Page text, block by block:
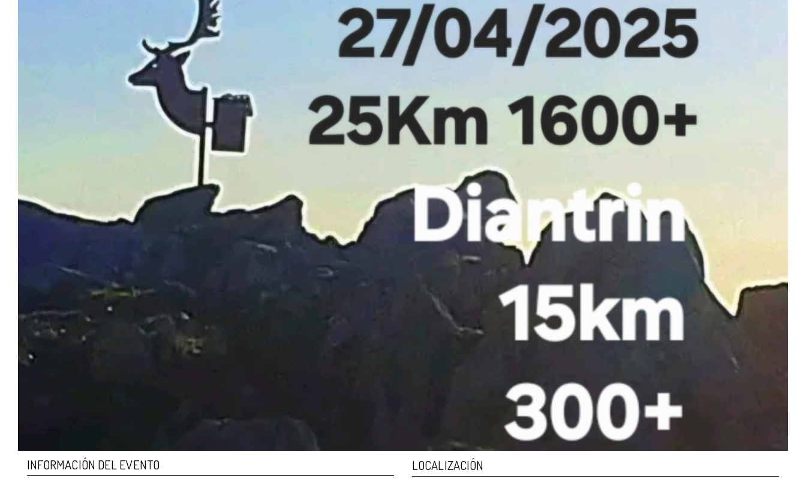
INFORMACIÓN DEL EVENTO LOCALIZACIÓN